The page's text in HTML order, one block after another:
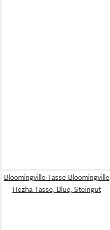
Bloomingville Tasse Bloomingville
Hezha Tasse, Blue, Steingut